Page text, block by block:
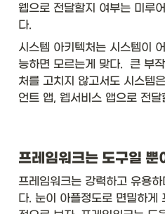
웹으로 전달할지 여부는 미루
다.
시스템 아키텍처는 시스템이
능하면 모르는게 맞다.  큰 부
처를 고치지 않고서도 시스템
언트 앱, 웹서비스 앱으로 전
프레임워크는 도구일 뿐
프레임워크는 강력하고 유용
다. 눈이 아플정도로 면밀하게